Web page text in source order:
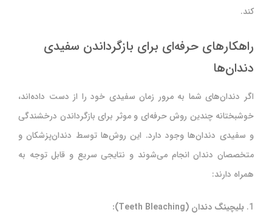
کند.
راهکارهای حرفه‌ای برای بازگرداندن سفیدی
دندان‌ها
اگر دندان‌های شما به مرور زمان سفیدی خود را از دست داده‌اند،
خوشبختانه چندین روش حرفه‌ای و موثر برای بازگرداندن درخشندگی
و سفیدی دندان‌ها وجود دارد. این روش‌ها توسط دندان‌پزشکان و
متخصصان دندان انجام می‌شوند و نتایجی سریع و قابل توجه به
همراه دارند:
1. بلیچینگ دندان (Teeth Bleaching):